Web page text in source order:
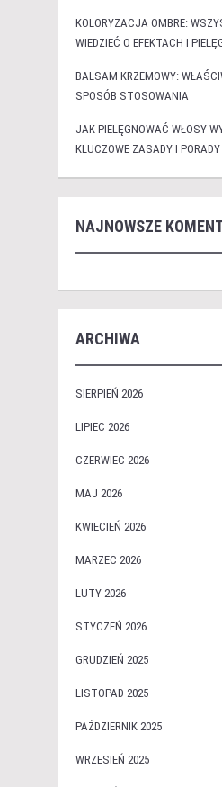
KOLORYZACJA OMBRE:
WIEDZIEĆ O EFEKTACH I
BALSAM KRZEMOWY:
SPOSÓB STOSOWANIA
JAK PIELĘGNOWAĆ WŁOSY
KLUCZOWE ZASADY I PORADY
NAJNOWSZE
ARCHIWA
SIERPIEŃ 2026
LIPIEC 2026
CZERWIEC 2026
MAJ 2026
KWIECIEŃ 2026
MARZEC 2026
LUTY 2026
STYCZEŃ 2026
GRUDZIEŃ 2025
LISTOPAD 2025
PAŹDZIERNIK 2025
WRZESIEŃ 2025